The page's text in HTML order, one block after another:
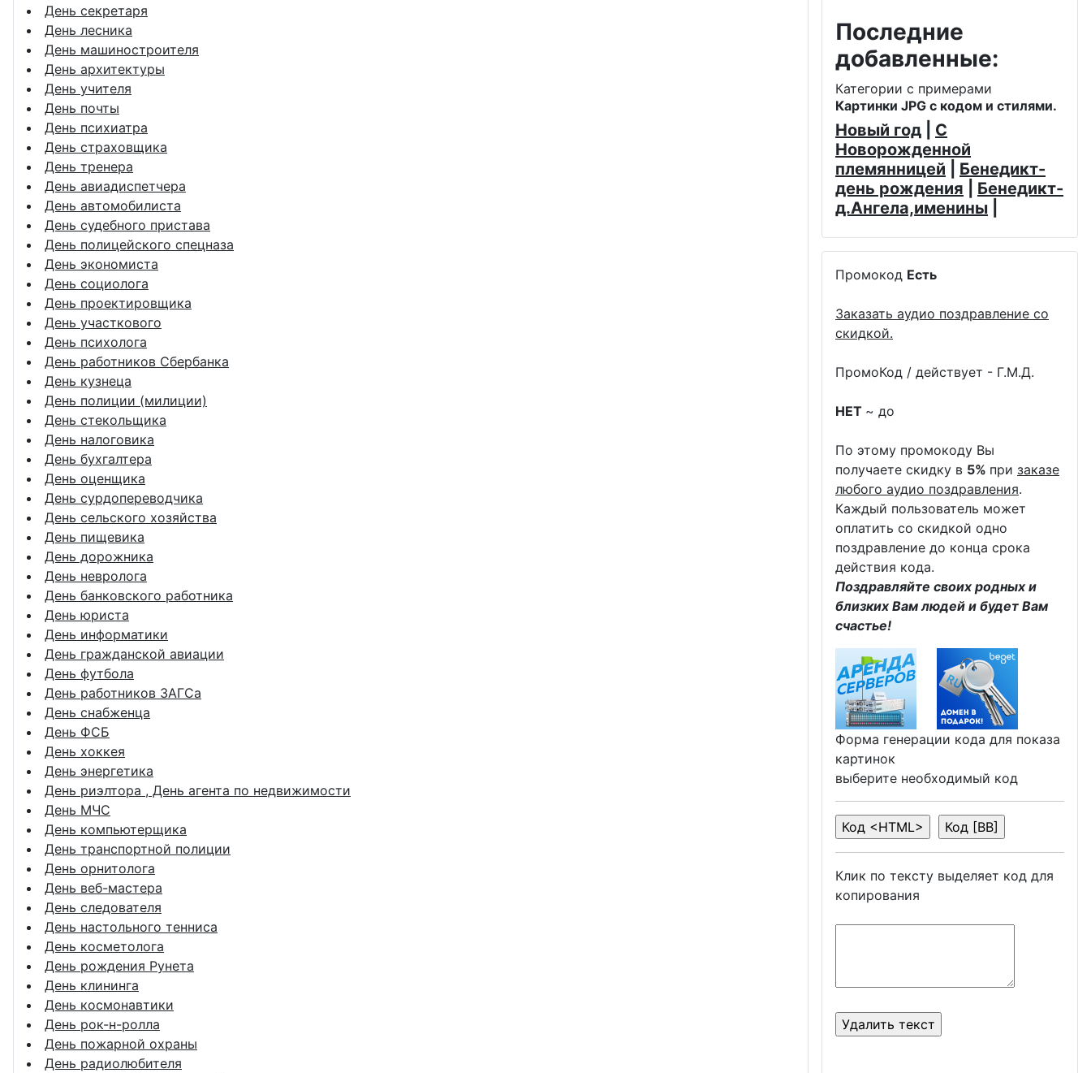
День секретаря
День лесника
День машиностроителя
День архитектуры
День учителя
День почты
День психиатра
День страховщика
День тренера
День авиадиспетчера
День автомобилиста
День судебного пристава
День полицейского спецназа
День экономиста
День социолога
День проектировщика
День участкового
День психолога
День работников Сбербанка
День кузнеца
День полиции (милиции)
День стекольщика
День налоговика
День бухгалтера
День оценщика
День сурдопереводчика
День сельского хозяйства
День пищевика
День дорожника
День невролога
День банковского работника
День юриста
День информатики
День гражданской авиации
День футбола
День работников ЗАГСа
День снабженца
День ФСБ
День хоккея
День энергетика
День риэлтора , День агента по недвижимости
День МЧС
День компьютерщика
День транспортной полиции
День орнитолога
День веб-мастера
День следователя
День настольного тенниса
День косметолога
День рождения Рунета
День клининга
День космонавтики
День рок-н-ролла
День пожарной охраны
День радиолюбителя
Последние
добавленные:
Категории с примерами
Картинки JPG с кодом и стилями.
Новый год
С
Новорожденной
племянницей
Бенедикт-
день рождения
Бенедикт-
д.Ангела,именины
Промокод Есть
Заказать аудио поздравление со
скидкой.
ПромоКод / действует - Г.М.Д.
НЕТ ~ до
По этому промокоду Вы
получаете скидку в 5% при заказе
любого аудио поздравления.
Каждый пользователь может
оплатить со скидкой одно
поздравление до конца срока
действия кода.
Поздравляйте своих родных и
близких Вам людей и будет Вам
счастье!
Форма генерации кода для показа
картинок
выберите необходимый код
Клик по тексту выделяет код для
копирования